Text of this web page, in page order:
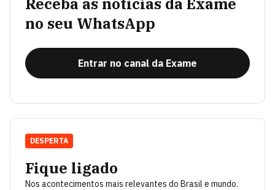
no seu WhatsApp
Entrar no canal da Exame
Fique ligado
Nos acontecimentos mais relevantes do Brasil e mundo.
DESPERTA